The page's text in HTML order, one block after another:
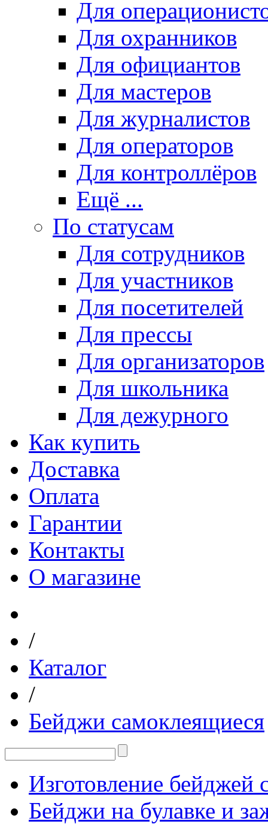
Для
Для охранников
Для официантов
Для мастеров
Для журналистов
Для операторов
Для контроллёров
Ещё ...
По статусам
Для сотрудников
Для участников
Для посетителей
Для прессы
Для организаторов
Для школьника
Для дежурного
Как купить
Доставка
Оплата
Гарантии
Контакты
О магазине
/
Каталог
/
Бейджи самоклеящиеся
Изготовление бейджей
Бейджи на булавке и